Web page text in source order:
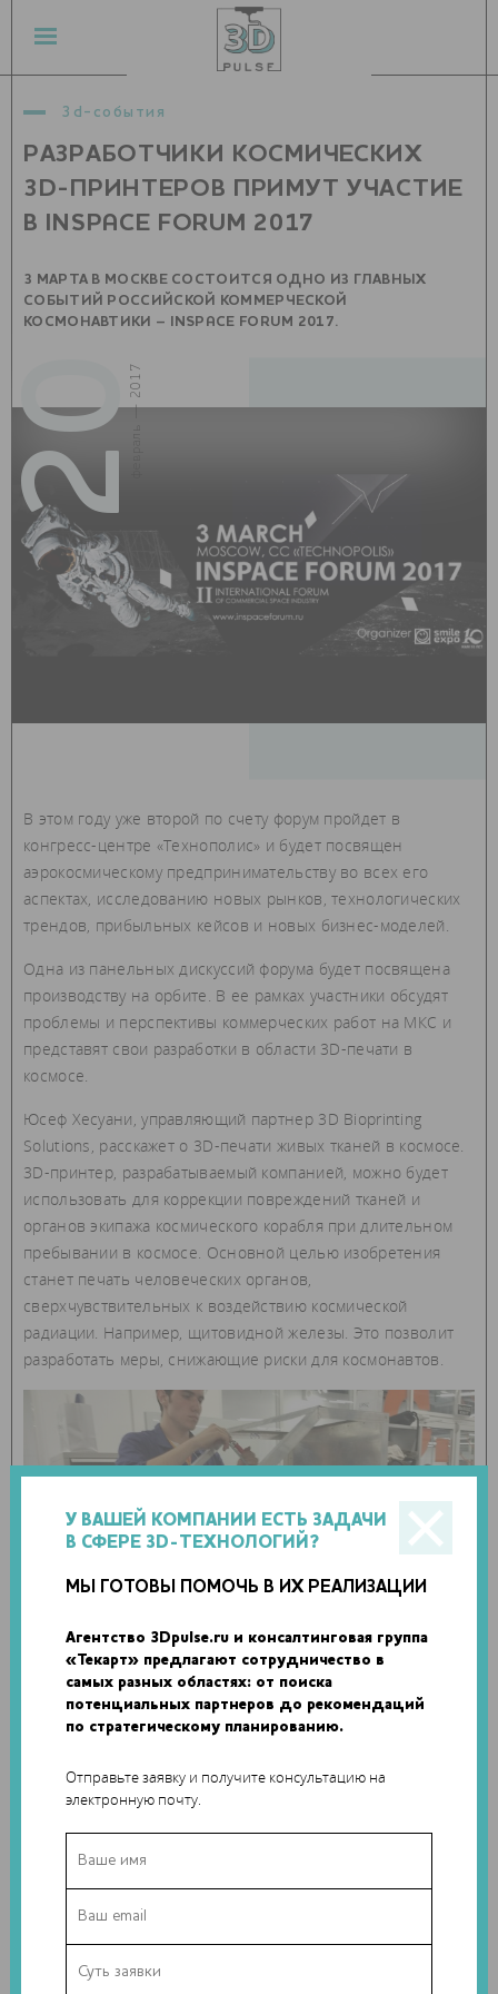
У ВАШЕЙ КОМПАНИИ ЕСТЬ ЗАДАЧИ
В СФЕРЕ 3D-ТЕХНОЛОГИЙ?
МЫ ГОТОВЫ ПОМОЧЬ В ИХ РЕАЛИЗАЦИИ
Агентство 3Dpulse.ru и консалтинговая группа
«Текарт» предлагают сотрудничество в
самых разных областях: от поиска
потенциальных партнеров до рекомендаций
по стратегическому планированию.
Отправьте заявку и получите консультацию на
электронную почту.
3d-события
РАЗРАБОТЧИКИ КОСМИЧЕСКИХ
3D-ПРИНТЕРОВ ПРИМУТ УЧАСТИЕ
В INSPACE FORUM 2017
3 МАРТА В МОСКВЕ СОСТОИТСЯ ОДНО ИЗ ГЛАВНЫХ
СОБЫТИЙ РОССИЙСКОЙ КОММЕРЧЕСКОЙ
КОСМОНАВТИКИ – INSPACE FORUM 2017.
20
февраль — 2017
В этом году уже второй по счету форум пройдет в
конгресс-центре «Технополис» и будет посвящен
аэрокосмическому предпринимательству во всех его
аспектах, исследованию новых рынков, технологических
трендов, прибыльных кейсов и новых бизнес-моделей.
Одна из панельных дискуссий форума будет посвящена
производству на орбите. В ее рамках участники обсудят
проблемы и перспективы коммерческих работ на МКС и
представят свои разработки в области 3D-печати в
космосе.
Юсеф Хесуани, управляющий партнер 3D Bioprinting
Solutions, расскажет о 3D-печати живых тканей в космосе.
3D-принтер, разрабатываемый компанией, можно будет
использовать для коррекции повреждений тканей и
органов экипажа космического корабля при длительном
пребывании в космосе. Основной целью изобретения
станет печать человеческих органов,
сверхчувствительных к воздействию космической
радиации. Например, щитовидной железы. Это позволит
разработать меры, снижающие риски для космонавтов.
отечественных компаний – «Спутникс» и «Анизопринт», –
качестве источника материалов рассматриваются даже